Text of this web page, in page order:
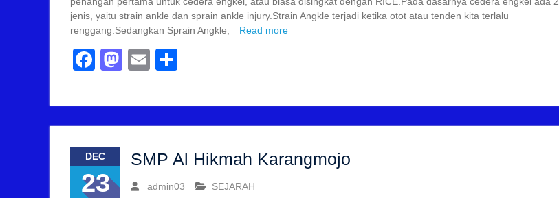
jenis, yaitu strain ankle dan sprain ankle injury.Strain Angkle terjadi ketika otot atau tenden kita terlalu
renggang.Sedangkan Sprain Angkle,
Read more
Facebook
Mastodon
Email
DEC
23
SMP Al Hikmah Karangmojo
admin03 SEJARAH